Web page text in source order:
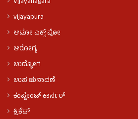
vijayapura
ಆಟೋ ಎಕ್ಸ್ ಪೋ
ಆರೋಗ್ಯ
ಉದ್ಯೋಗ
ಉಪ ಚುನಾವಣೆ
ಕಂಪ್ಲೇಂಟ್ ಕಾರ್ನರ್
ಕ್ರಿಕೆಟ್